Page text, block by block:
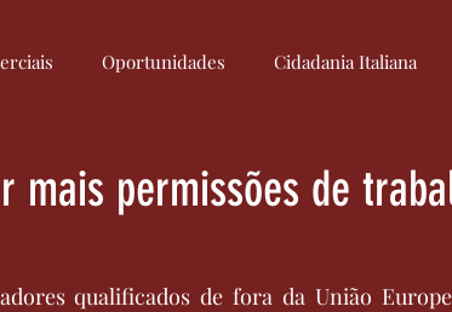
Oportunidades Cidadania Italiana
mais permissões de
qualificados de fora da União